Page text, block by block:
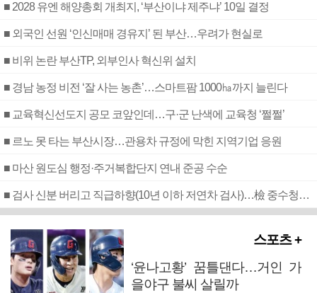
■ 2028 유엔 해양총회 개최지, ‘부산이냐 제주냐’ 10일 결정
■ 외국인 선원 ‘인신매매 경유지’ 된 부산…우려가 현실로
■ 비위 논란 부산TP, 외부인사 혁신위 설치
■ 경남 농정 비전 ‘잘 사는 농촌’…스마트팜 1000㏊까지 늘린다
■ 교육혁신선도지 공모 코앞인데…구·군 난색에 교육청 ‘쩔쩔’
■ 르노 못 타는 부산시장…관용차 규정에 막힌 지역기업 응원
■ 마산 원도심 행정·주거복합단지 연내 준공 수순
■ 검사 신분 버리고 직급하향(10년 이하 저연차 검사)…檢 중수청행 기피
스포츠 +
‘윤나고황’ 꿈틀댄다…거인 가
을야구 불씨 살릴까